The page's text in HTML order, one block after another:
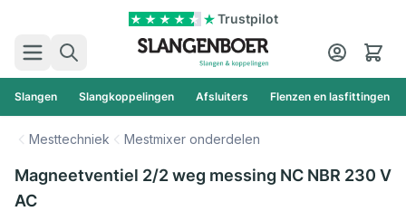
Trustpilot
Zoek
Cart
Slangen Slangkoppelingen Afsluiters Flenzen en lasfittingen
Mesttechniek Mestmixer onderdelen
Magneetventiel 2/2 weg messing NC NBR 230 V
AC